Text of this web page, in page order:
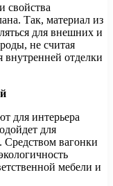
свойства
Так, материал из
для внешних и
не считая
внутренней отделки
для интерьера
для
вагонки
мебели и